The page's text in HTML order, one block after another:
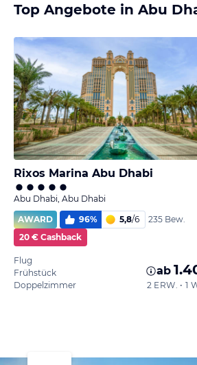
Top Angebote in Abu
Rixos Marina Abu Dhabi
Abu Dhabi, Abu Dhabi
AWARD
96% 5,8/6
235 Bew.
20 € Cashback
Flug
Frühstück
Doppelzimmer
ab
2 ERW. • 1